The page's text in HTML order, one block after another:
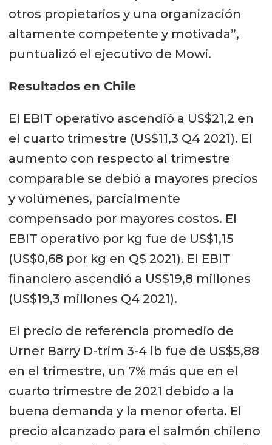
crecimiento futuro de la industria
más crítica de la costa de Noruega.
Esta industria emplea actualmente
comunidades costeras y, al final del
futura creación de empleo, lo que
está en peligro. En consecuencia,
espero sinceramente que el
gobierno y el parlamento escuchen
a la industria y a las comunidades
costeras en general y elijan una tasa
impositiva diferente y un modelo
impositivo que sea menos
devastador para la industria, para
que podamos continuar invirtiendo
en la costa de Noruega en el futuro”,
enfatizó Vindheim.
otros propietarios y una organización
altamente competente y motivada”,
puntualizó el ejecutivo de Mowi.
Resultados en Chile
El EBIT operativo ascendió a US$21,2 en
el cuarto trimestre (US$11,3 Q4 2021). El
aumento con respecto al trimestre
comparable se debió a mayores precios
y volúmenes, parcialmente
compensado por mayores costos. El
EBIT operativo por kg fue de US$1,15
(US$0,68 por kg en Q$ 2021). El EBIT
financiero ascendió a US$19,8 millones
(US$19,3 millones Q4 2021).
El precio de referencia promedio de
Urner Barry D-trim 3-4 lb fue de US$5,88
en el trimestre, un 7% más que en el
cuarto trimestre de 2021 debido a la
buena demanda y la menor oferta. El
precio alcanzado para el salmón chileno